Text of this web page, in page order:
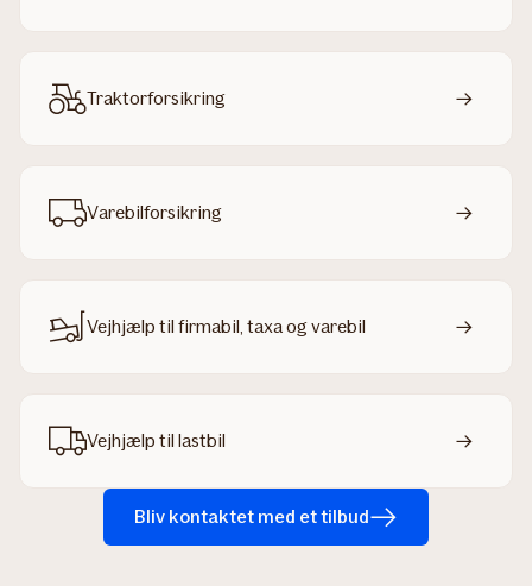
Traktorforsikring
Varebilforsikring
Vejhjælp til firmabil, taxa og varebil
Vejhjælp til lastbil
Bliv kontaktet med et tilbud